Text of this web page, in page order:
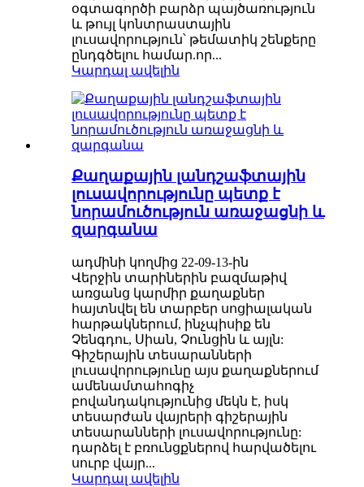
օգտագործի բարձր պայծառություն
և թույլ կոնտրաստային
լուսավորություն՝ թեմատիկ շենքերը
ընդգծելու համար.որ...
Կարդալ ավելին
Քաղաքային լանդշաֆտային
լուսավորությունը պետք է
նորամուծություն առաջացնի և
զարգանա
ադմինի կողմից 22-09-13-ին
Վերջին տարիներին բազմաթիվ
առցանց կարմիր քաղաքներ
հայտնվել են տարբեր սոցիալական
հարթակներում, ինչպիսիք են
Չենգդու, Սիան, Չունցին և այլն:
Գիշերային տեսարանների
լուսավորությունը այս քաղաքներում
ամենամտահոգիչ
բովանդակությունից մեկն է, իսկ
տեսարժան վայրերի գիշերային
տեսարանների լուսավորությունը:
դարձել է բռունցքներով հարվածելու
սուրբ վայր...
Կարդալ ավելին